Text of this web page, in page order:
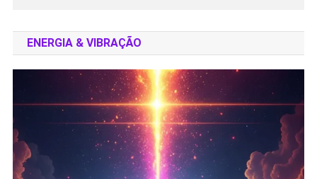
ENERGIA & VIBRAÇÃO